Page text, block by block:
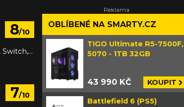
8/10
3DS, Android, PC, PlayStation 3, PlayStation 4, PlayStation 5, Switch, Switch 2, VITA, Wii U, Xbox 360, Xbox One, Xbox Series, iOS
7/10
OBLÍBENÉ NA SMARTY.CZ
TIGO Ultimate R5-7500F,
5070 - 1TB 32GB
43 990 KČ KOUPIT
Battlefield 6 (PS5)